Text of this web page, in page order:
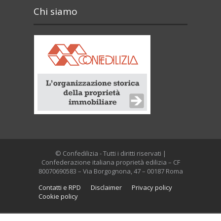
Chi siamo
© Confedilizia - Tutti i diritti riservati |
Confederazione italiana proprietà edilizia – CF
80070690583 – Via Borgognona, 47 – 00187 Roma
Contatti e RPD
Disclaimer
Privacy policy
Cookie policy